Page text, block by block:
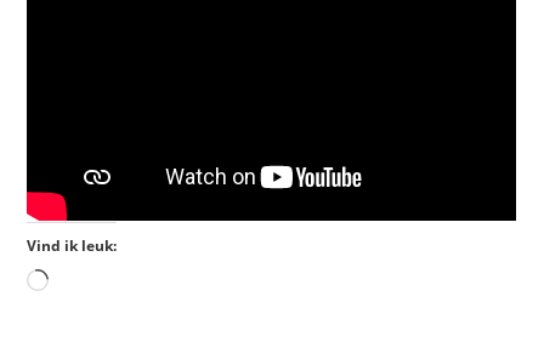
Vind ik leuk: